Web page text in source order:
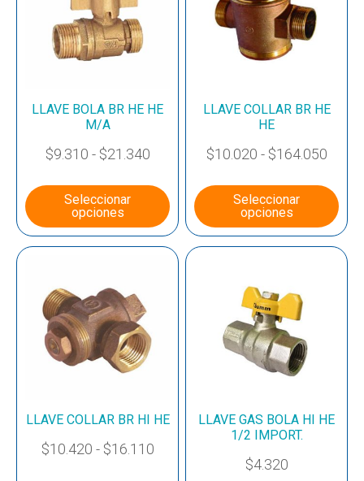
LLAVE BOLA BR HE HE
M/A
$9.310 - $21.340
Seleccionar
opciones
LLAVE COLLAR BR HE
HE
$10.020 - $164.050
Seleccionar
opciones
LLAVE COLLAR BR HI HE
$10.420 - $16.110
LLAVE GAS BOLA HI HE
1/2 IMPORT.
$4.320